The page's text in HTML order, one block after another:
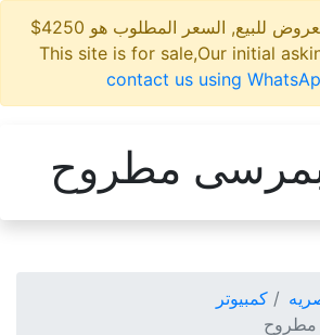
هذا الموقع معروض للبيع, السعر المطلوب هو 4250$
This site is for sale,Our initial
contact us using
بمرسى مطروح
كمبيوتر